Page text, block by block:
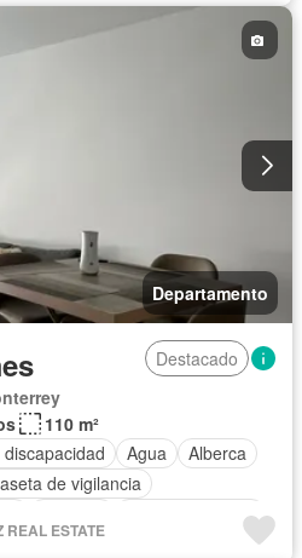
Departamento
Destacado
110 m²
Agua
Alberca
de vigilancia
Cocina equipada
Electricidad
ESTATE